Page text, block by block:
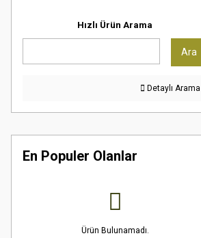
Hızlı Ürün Arama
Ara
Detaylı Arama
En Populer Olanlar
Ürün Bulunamadı.